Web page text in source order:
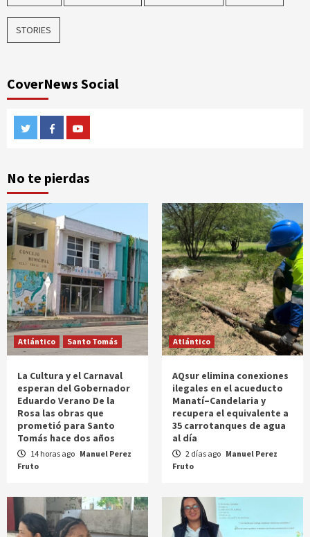
STORIES
CoverNews Social
TwitterFacebook
No te pierdas
Atlántico Santo Tomás
La Cultura y el Carnaval
esperan del Gobernador
Eduardo Verano De la
Rosa las obras que
prometió para Santo
Tomás hace dos años
14 horas ago Manuel Perez
Fruto
Atlántico
AQsur elimina conexiones
ilegales en el acueducto
Manatí–Candelaria y
recupera el equivalente a
35 carrotanques de agua
al día
2 días ago Manuel Perez
Fruto